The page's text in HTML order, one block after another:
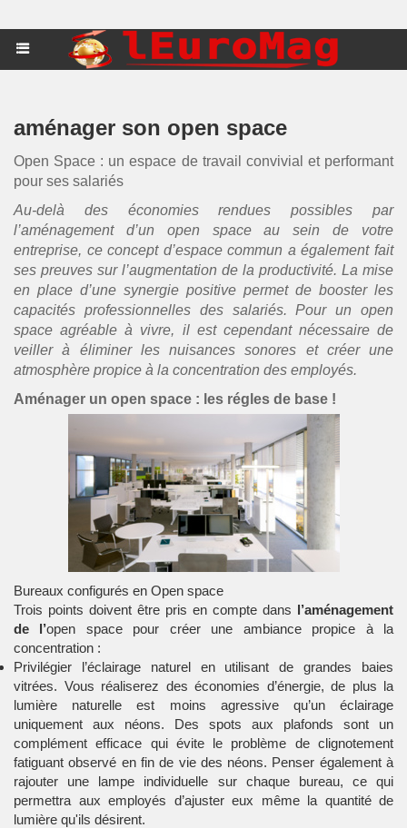
aménager son open space
Open Space : un espace de travail convivial et performant
pour ses salariés
Au-delà des économies rendues possibles par
l’aménagement d’un open space au sein de votre
entreprise, ce concept d’espace commun a également fait
ses preuves sur l’augmentation de la productivité. La mise
en place d’une synergie positive permet de booster les
capacités professionnelles des salariés. Pour un open
space agréable à vivre, il est cependant nécessaire de
veiller à éliminer les nuisances sonores et créer une
atmosphère propice à la concentration des employés.
Aménager un open space : les régles de base !
Bureaux configurés en Open space
Trois points doivent être pris en compte dans l’aménagement
de l’open spacepour créer une ambiance propice à la
concentration :
Privilégier l’éclairage naturel en utilisant de grandes baies
vitrées. Vous réaliserez des économies d’énergie, de plus la
lumière naturelle est moins agressive qu’un éclairage
uniquement aux néons. Des spots aux plafonds sont un
complément efficace qui évite le problème de clignotement
fatiguant observé en fin de vie des néons. Penser également à
rajouter une lampe individuelle sur chaque bureau, ce qui
permettra aux employés d’ajuster eux même la quantité de
lumière qu'ils désirent.